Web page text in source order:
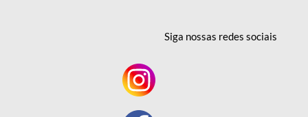
Siga nossas redessociais